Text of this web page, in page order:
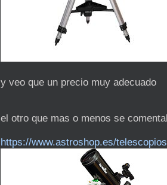
y veo que un precio muy adecuado
el otro que mas o menos se
https://www.astroshop.es/